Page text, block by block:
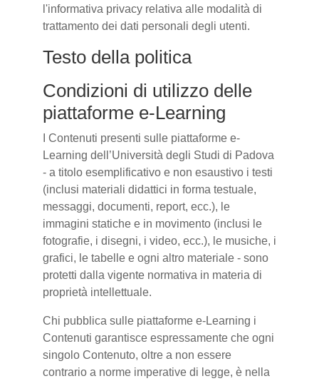
l'informativa privacy relativa alle modalità di
trattamento dei dati personali degli utenti.
Testo della politica
Condizioni di utilizzo delle
piattaforme e-Learning
I Contenuti presenti sulle piattaforme e-
Learning dell’Università degli Studi di Padova
- a titolo esemplificativo e non esaustivo i testi
(inclusi materiali didattici in forma testuale,
messaggi, documenti, report, ecc.), le
immagini statiche e in movimento (inclusi le
fotografie, i disegni, i video, ecc.), le musiche, i
grafici, le tabelle e ogni altro materiale - sono
protetti dalla vigente normativa in materia di
proprietà intellettuale.
Chi pubblica sulle piattaforme e-Learning i
Contenuti garantisce espressamente che ogni
singolo Contenuto, oltre a non essere
contrario a norme imperative di legge, è nella